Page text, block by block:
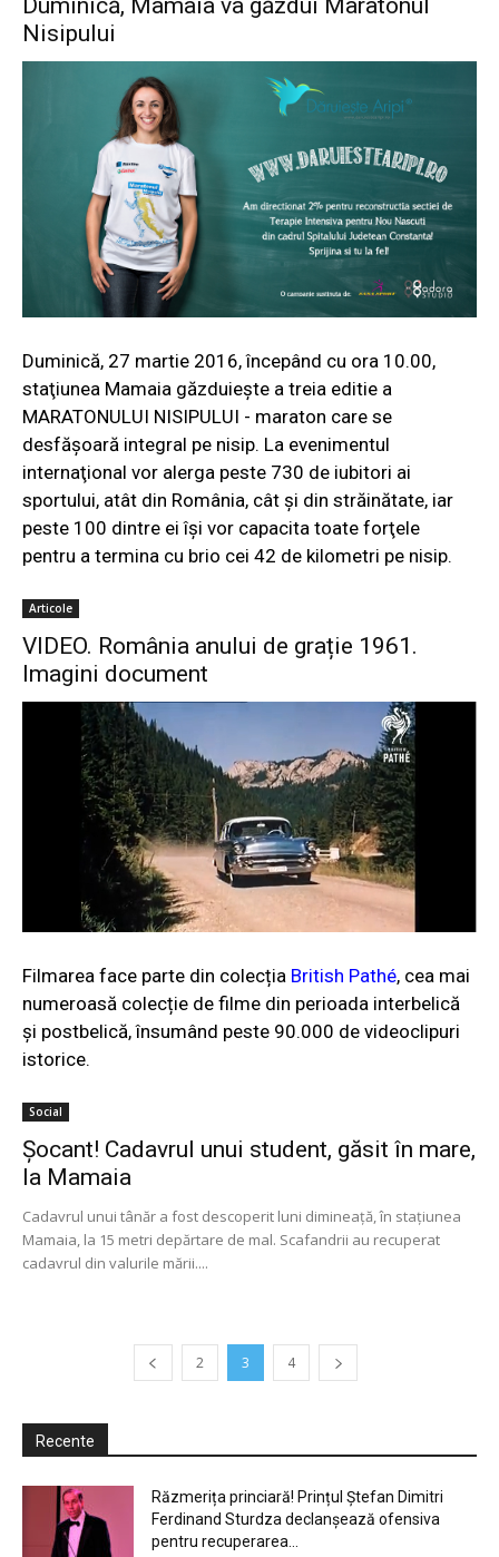
Duminică, Mamaia va găzdui Maratonul
Nisipului
Duminică, 27 martie 2016, începând cu ora 10.00,
staţiunea Mamaia găzduieşte a treia editie a
MARATONULUI NISIPULUI - maraton care se
desfăşoară integral pe nisip. La evenimentul
internaţional vor alerga peste 730 de iubitori ai
sportului, atât din România, cât şi din străinătate, iar
peste 100 dintre ei îşi vor capacita toate forţele
pentru a termina cu brio cei 42 de kilometri pe nisip.
Articole
VIDEO. România anului de grație 1961.
Imagini document
Filmarea face parte din colecția British Pathé, cea mai
numeroasă colecție de filme din perioada interbelică
și postbelică, însumând peste 90.000 de videoclipuri
istorice.
Social
Şocant! Cadavrul unui student, găsit în mare,
la Mamaia
Cadavrul unui tânăr a fost descoperit luni dimineaţă, în staţiunea
Mamaia, la 15 metri depărtare de mal. Scafandrii au recuperat
cadavrul din valurile mării....
2 3 4
Recente
Răzmerița princiară! Prințul Ștefan Dimitri
Ferdinand Sturdza declanșează ofensiva
pentru recuperarea...